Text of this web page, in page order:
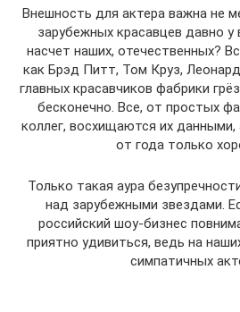
Внешность для актера важна не
зарубежных красавцев давно у
насчет наших, отечественных?
как Брэд Питт, Том Круз,
главных красавчиков фабрики
бесконечно. Все, от простых
коллег, восхищаются их данными,
от года только
Только такая аура
над зарубежными звездами.
российский шоу-бизнес
приятно удивиться, ведь на
симпатичных